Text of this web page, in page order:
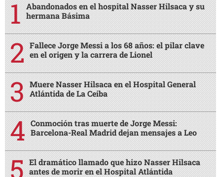
Abandonados en el hospital Nasser Hilsaca y su
hermana Básima
Fallece Jorge Messi a los 68 años: el pilar clave
en el origen y la carrera de Lionel
Muere Nasser Hilsaca en el Hospital General
Atlántida de La Ceiba
Conmoción tras muerte de Jorge Messi:
Barcelona-Real Madrid dejan mensajes a Leo
El dramático llamado que hizo Nasser Hilsaca
antes de morir en el Hospital Atlántida